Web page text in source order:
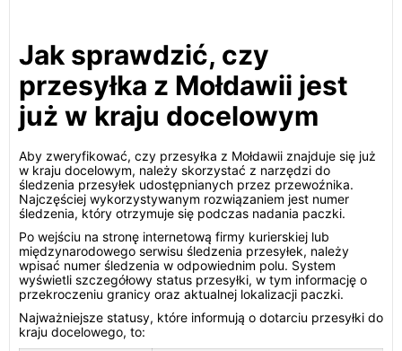
Jak sprawdzić, czy
przesyłka z Mołdawii jest
już w kraju docelowym
Aby zweryfikować, czy przesyłka z Mołdawii znajduje się już
w kraju docelowym, należy skorzystać z narzędzi do
śledzenia przesyłek udostępnianych przez przewoźnika.
Najczęściej wykorzystywanym rozwiązaniem jest numer
śledzenia, który otrzymuje się podczas nadania paczki.
Po wejściu na stronę internetową firmy kurierskiej lub
międzynarodowego serwisu śledzenia przesyłek, należy
wpisać numer śledzenia w odpowiednim polu. System
wyświetli szczegółowy status przesyłki, w tym informację o
przekroczeniu granicy oraz aktualnej lokalizacji paczki.
Najważniejsze statusy, które informują o dotarciu przesyłki do
kraju docelowego, to: